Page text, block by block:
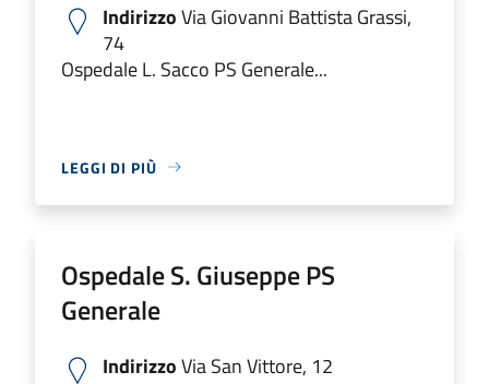
IndirizzoVia Giovanni Battista Grassi,
74
Ospedale L. Sacco PS Generale...
LEGGI DI PIÙ
Ospedale S. Giuseppe PS
Generale
IndirizzoVia San Vittore, 12